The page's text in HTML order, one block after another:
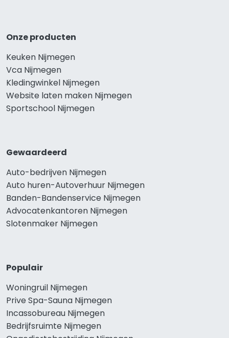
Onze producten
Keuken Nijmegen
Vca Nijmegen
Kledingwinkel Nijmegen
Website laten maken Nijmegen
Sportschool Nijmegen
Gewaardeerd
Auto-bedrijven Nijmegen
Auto huren-Autoverhuur Nijmegen
Banden-Bandenservice Nijmegen
Advocatenkantoren Nijmegen
Slotenmaker Nijmegen
Populair
Woningruil Nijmegen
Prive Spa-Sauna Nijmegen
Incassobureau Nijmegen
Bedrijfsruimte Nijmegen